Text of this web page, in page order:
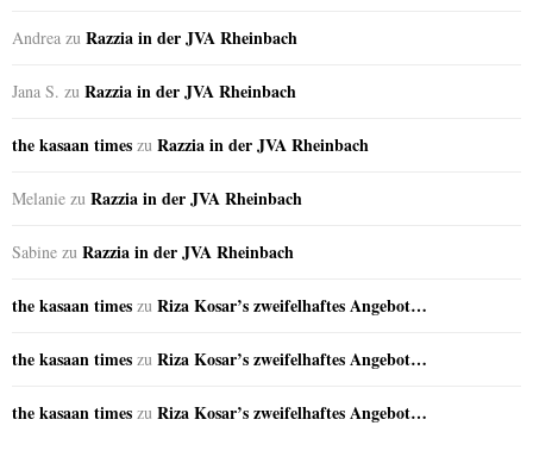
Andrea zu Razzia in der JVA Rheinbach
Jana S. zu Razzia in der JVA Rheinbach
the kasaan times zu Razzia in der JVA Rheinbach
Melanie zu Razzia in der JVA Rheinbach
Sabine zu Razzia in der JVA Rheinbach
the kasaan times zu Riza Kosar’s zweifelhaftes Angebot…
the kasaan times zu Riza Kosar’s zweifelhaftes Angebot…
the kasaan times zu Riza Kosar’s zweifelhaftes Angebot…